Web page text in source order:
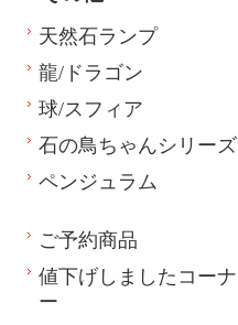
天然石ランプ
龍/ドラゴン
球/スフィア
石の鳥ちゃんシリーズ
ペンジュラム
ご予約商品
値下げしましたコーナ
ー